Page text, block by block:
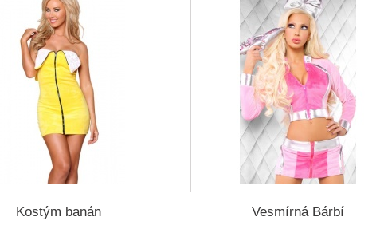
Kostým banán Vesmírná Bárbí